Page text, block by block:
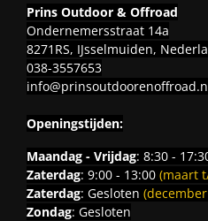
Prins Outdoor & Offroad
Ondernemersstraat 14a
8271RS, IJsselmuiden,
038-3557653
Openingstijden:
Maandag - Vrijdag: 8:30 -
Zaterdag: 9:00 - 13:00 (maart
Zaterdag: Gesloten
Zondag: Gesloten